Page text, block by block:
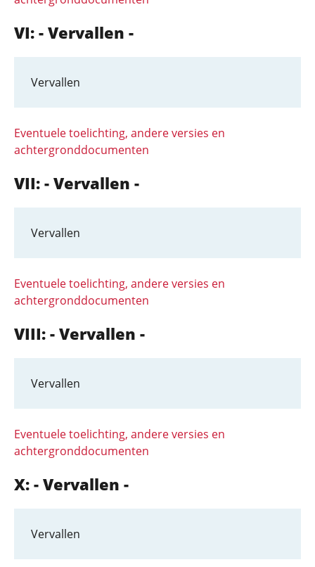
VI: - Vervallen -
Vervallen
Eventuele toelichting, andere versies en
achtergronddocumenten
VII: - Vervallen -
Vervallen
Eventuele toelichting, andere versies en
achtergronddocumenten
VIII: - Vervallen -
Vervallen
Eventuele toelichting, andere versies en
achtergronddocumenten
X: - Vervallen -
Vervallen